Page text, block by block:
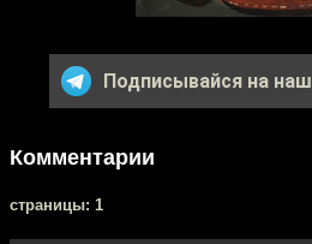
Подписывайся на наш
Комментарии
cтраницы: 1